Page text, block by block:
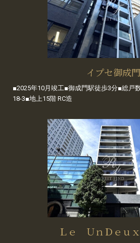
イプセ御成門
■2025年10月竣工■御成門駅徒歩3分■総戸
18-3■地上15階 RC造
Ｌｅ ＵｎＤｅｕ